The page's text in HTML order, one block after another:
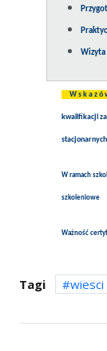
Wizyta
W s k a z
kwalifikacji
W ramach
Ważność
Tagi wiesci